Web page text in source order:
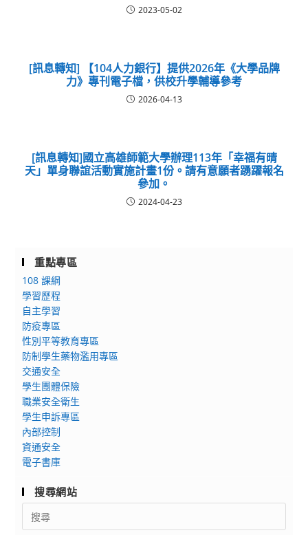
2023-05-02
[訊息轉知] 【104人力銀行】提供2026年《大學品牌
力》專刊電子檔，供校升學輔導參考
2026-04-13
[訊息轉知]國立高雄師範大學辦理113年「幸福有晴
天」單身聯誼活動實施計畫1份。請有意願者踴躍報名
參加。
2024-04-23
重點專區
108 課綱
學習歷程
自主學習
防疫專區
性別平等教育專區
防制學生藥物濫用專區
交通安全
學生團體保險
職業安全衛生
學生申訴專區
內部控制
資通安全
電子書庫
搜尋網站
Search
for: